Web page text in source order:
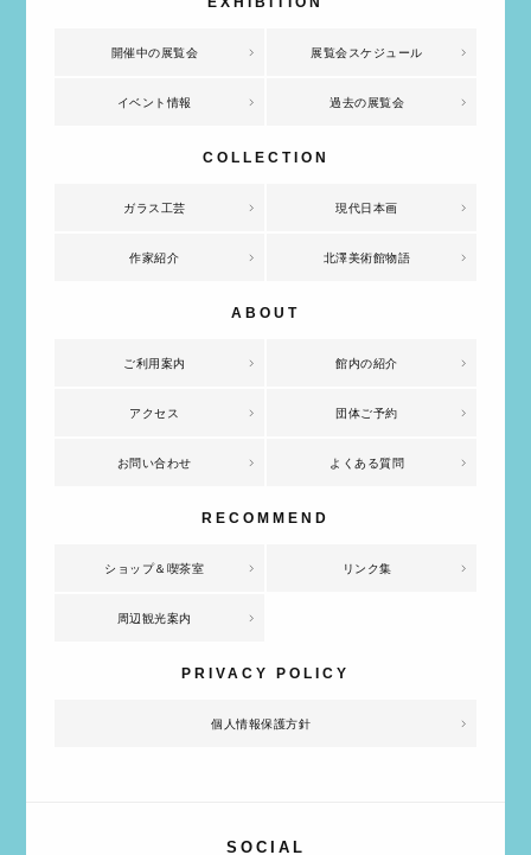
開催中の展覧会 展覧会スケジュール
イベント情報 過去の展覧会
ガラス工芸 現代日本画
作家紹介 北澤美術館物語
ご利用案内 館内の紹介
アクセス 団体ご予約
お問い合わせ よくある質問
ショップ＆喫茶室 リンク集
周辺観光案内
個人情報保護方針
SOCIAL